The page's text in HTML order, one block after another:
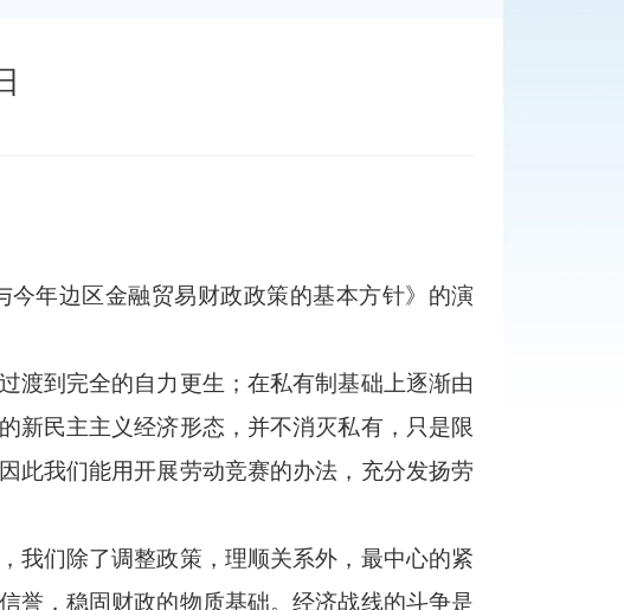
年边区金融贸易财政政策的基本方针》的演
到完全的自力更生；在私有制基础上逐渐由
新民主主义经济形态，并不消灭私有，只是限
此我们能用开展劳动竞赛的办法，充分发扬劳
们除了调整政策，理顺关系外，最中心的紧
誉，稳固财政的物质基础。经济战线的斗争是